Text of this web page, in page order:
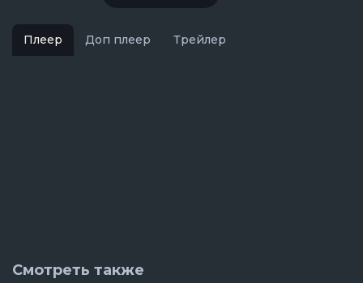
Плеер Доп плеер Трейлер
Смотреть также